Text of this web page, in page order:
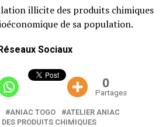
illicite des produits chimiques
de sa population.
Sociaux
0
Partages
ANIAC TOGO
ATELIER ANIAC
PRODUITS CHIMIQUES